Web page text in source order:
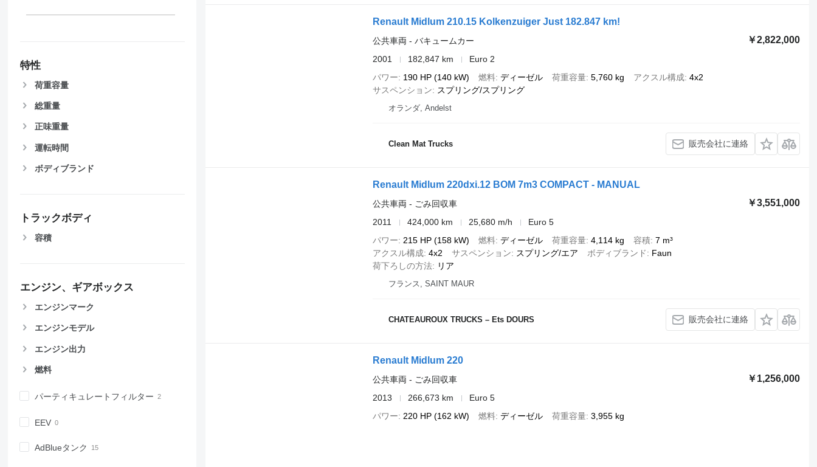
特性
荷重容量
総重量
正味重量
運転時間
ボディブランド
トラックボディ
容積
エンジン、ギアボックス
エンジンマーク
エンジンモデル
エンジン出力
燃料
パーティキュレートフィルター
EEV
AdBlueタンク
Renault Midlum 210.15 Kolkenzuiger Just 182.847 km!
￥2,822,000
公共車両 - バキュームカー
2001
182,847 km
Euro 2
パワー
190 HP (140 kW) 燃料 ディーゼル 荷重容量 5,760 kg アクスル構成 4x2
サスペンション
スプリング/スプリング
オランダ, Andelst
Clean Mat Trucks 販売会社に連絡
Renault Midlum 220dxi.12 BOM 7m3 COMPACT - MANUAL
￥3,551,000
公共車両 - ごみ回収車
2011
424,000 km 25,680 m/h
Euro 5
パワー
215 HP (158 kW) 燃料 ディーゼル 荷重容量 4,114 kg 容積 7 m³
アクスル構成 4x2 サスペンション スプリング/エア ボディブランド
Faun
荷下ろしの方法
リア
フランス, SAINT MAUR
CHATEAUROUX TRUCKS – Ets DOURS 販売会社に連絡
Renault Midlum 220
￥1,256,000
公共車両 - ごみ回収車
2013
266,673 km
Euro 5
パワー
220 HP (162 kW) 燃料 ディーゼル 荷重容量 3,955 kg